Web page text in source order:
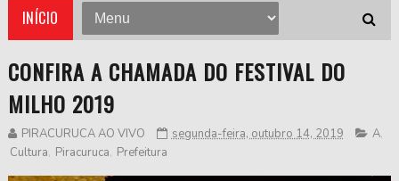
INÍCIO
CONFIRA A CHAMADA DO FESTIVAL DO
MILHO 2019
PIRACURUCA AO VIVO segunda-feira, outubro 14, 2019 A,
Cultura, Piracuruca, Prefeitura